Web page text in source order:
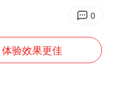
狱前8天被改判死缓
5项对美反制措施
0
验效果更佳